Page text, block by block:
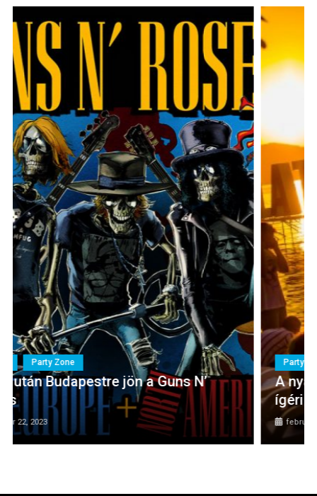
Party Zone
A nyár legváltozatosabb partisorozatát
ígéri a Balaton Sound
február 9, 2023